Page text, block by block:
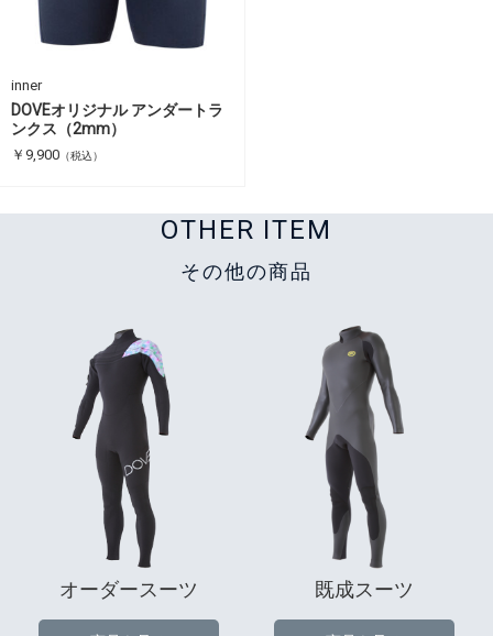
inner
DOVEオリジナル アンダートラ
ンクス（2mm）
￥9,900 （税込）
OTHER ITEM
その他の商品
オーダースーツ 既成スーツ